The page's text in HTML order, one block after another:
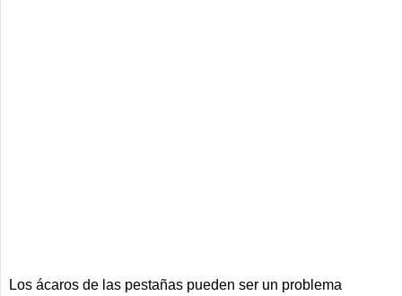
Los ácaros de las pestañas pueden ser un problema